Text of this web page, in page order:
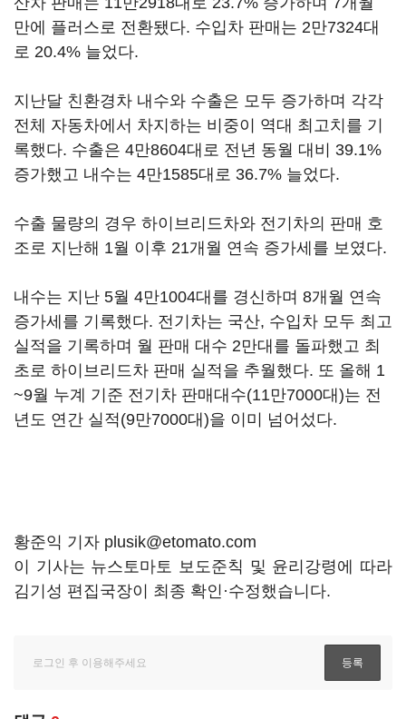
만에 플러스로 전환됐다. 수입차 판매는 2만7324대
로 20.4% 늘었다.
지난달 친환경차 내수와 수출은 모두 증가하며 각각
전체 자동차에서 차지하는 비중이 역대 최고치를 기
록했다. 수출은 4만8604대로 전년 동월 대비 39.1%
증가했고 내수는 4만1585대로 36.7% 늘었다.
수출 물량의 경우 하이브리드차와 전기차의 판매 호
조로 지난해 1월 이후 21개월 연속 증가세를 보였다.
내수는 지난 5월 4만1004대를 경신하며 8개월 연속
증가세를 기록했다. 전기차는 국산, 수입차 모두 최고
실적을 기록하며 월 판매 대수 2만대를 돌파했고 최
초로 하이브리드차 판매 실적을 추월했다. 또 올해 1
~9월 누계 기준 전기차 판매대수(11만7000대)는 전
년도 연간 실적(9만7000대)을 이미 넘어섰다.
황준익 기자 plusik@etomato.com
이 기사는 뉴스토마토 보도준칙 및 윤리강령에 따라
김기성 편집국장이 최종 확인·수정했습니다.